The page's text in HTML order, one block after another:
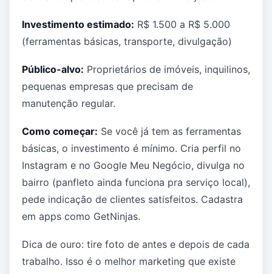
Investimento estimado: R$ 1.500 a R$ 5.000
(ferramentas básicas, transporte, divulgação)
Público-alvo: Proprietários de imóveis, inquilinos,
pequenas empresas que precisam de
manutenção regular.
Como começar: Se você já tem as ferramentas
básicas, o investimento é mínimo. Cria perfil no
Instagram e no Google Meu Negócio, divulga no
bairro (panfleto ainda funciona pra serviço local),
pede indicação de clientes satisfeitos. Cadastra
em apps como GetNinjas.
Dica de ouro: tire foto de antes e depois de cada
trabalho. Isso é o melhor marketing que existe